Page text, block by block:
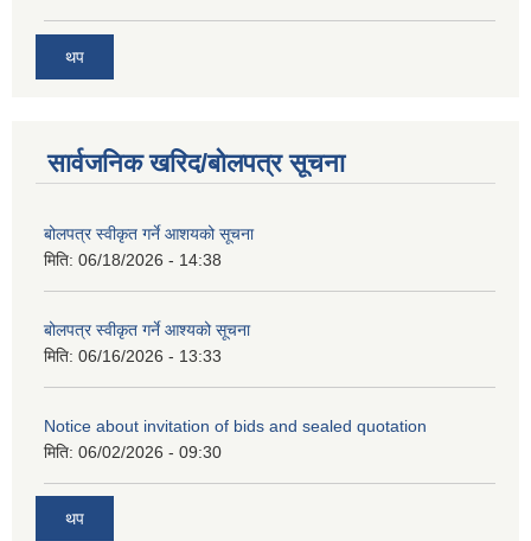
थप
सार्वजनिक खरिद/बोलपत्र सूचना
बोलपत्र स्वीकृत गर्ने आशयको सूचना
मिति: 06/18/2026 - 14:38
बोलपत्र स्वीकृत गर्ने आश्यको सूचना
मिति: 06/16/2026 - 13:33
Notice about invitation of bids and sealed quotation
मिति: 06/02/2026 - 09:30
थप